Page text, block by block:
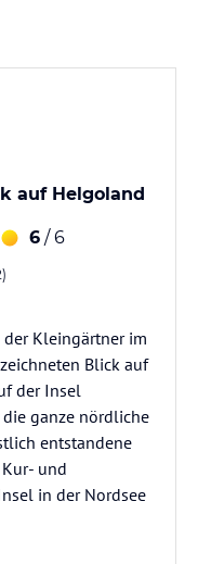
auf Helgoland
6 / 6
Kleingärtner im
Blick auf
der Insel
ganze nördliche
entstandene
und
in der Nordsee